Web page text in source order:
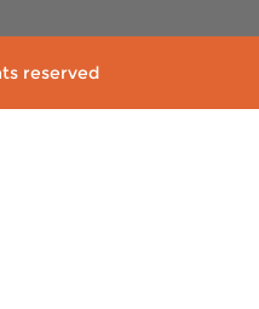
reserved